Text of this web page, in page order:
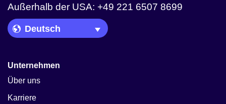
Außerhalb der USA: +49 221 6507 8699
Language Picker
Unternehmen
Über uns
Karriere